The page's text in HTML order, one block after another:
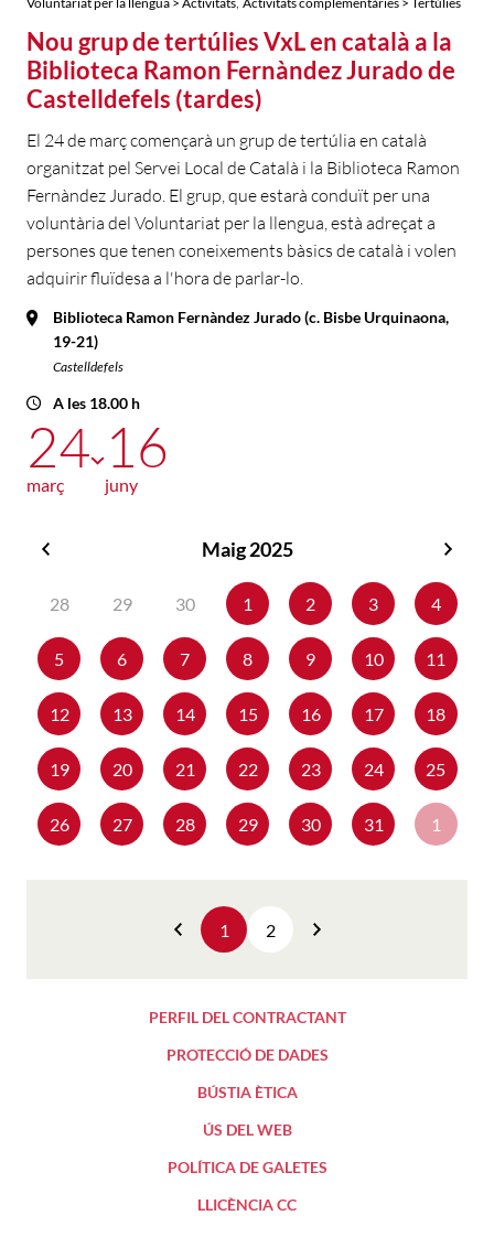
Nou grup de tertúlies VxL en català a la
Biblioteca Ramon Fernàndez Jurado de
Castelldefels (tardes)
El 24 de març començarà un grup de tertúlia en català
organitzat pel Servei Local de Català i la Biblioteca Ramon
Fernàndez Jurado. El grup, que estarà conduït per una
voluntària del Voluntariat per la llengua, està adreçat a
persones que tenen coneixements bàsics de català i volen
adquirir fluïdesa a l'hora de parlar-lo.
Biblioteca Ramon Fernàndez Jurado (c. Bisbe Urquinaona,
19-21)
Castelldefels
A les 18.00 h
24
març
16
juny
Maig 2025
28
29 30 1 2 3 4
5 6 7 8 9 10 11
12 13 14 15 16 17 18
19 20 21 22 23 24 25
26 27 28 29 30 31 1
Anterior
1 2
PERFIL DEL CONTRACTANT
PROTECCIÓ DE DADES
BÚSTIA ÈTICA
ÚS DEL WEB
POLÍTICA DE GALETES
LLICÈNCIA CC